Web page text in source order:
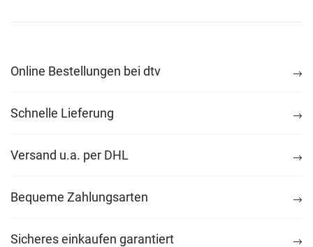
Online Bestellungen bei dtv
Schnelle Lieferung
Versand u.a. per DHL
Bequeme Zahlungsarten
Sicheres einkaufen garantiert